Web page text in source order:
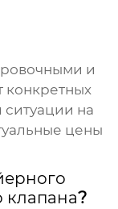
и
конкретных
ситуации на
цены
клапана?